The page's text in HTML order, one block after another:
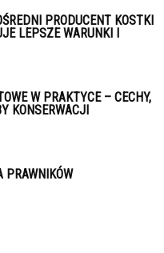
PRODUCENT KOSTKI
LEPSZE WARUNKI I
W PRAKTYCE – CECHY,
KONSERWACJI
PRAWNIKÓW